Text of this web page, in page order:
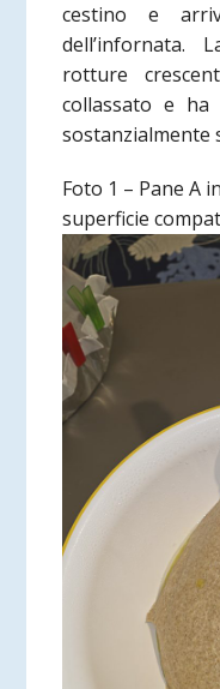
cestino e
dell’infornata.
rotture
collassato e ha
sostanzialmente
Foto 1 – Pane A
superficie